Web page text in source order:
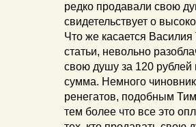
редко продавали свою
свидетельствует о
Что же касается
статьи, невольно
свою душу за 120 рублей
сумма. Немного
ренегатов, подобным
тем более что все это